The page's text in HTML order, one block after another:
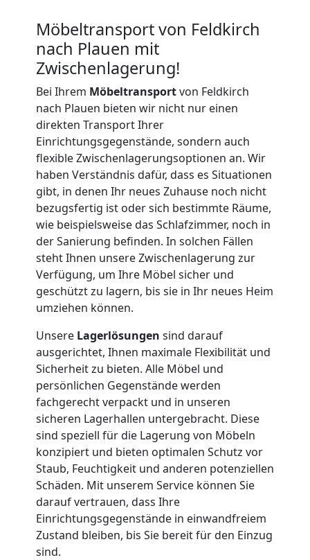
Möbeltransport von Feldkirch
nach Plauen mit
Zwischenlagerung!
Bei Ihrem Möbeltransportvon Feldkirch
nach Plauen bieten wir nicht nur einen
direkten Transport Ihrer
Einrichtungsgegenstände, sondern auch
flexible Zwischenlagerungsoptionen an. Wir
haben Verständnis dafür, dass es Situationen
gibt, in denen Ihr neues Zuhause noch nicht
bezugsfertig ist oder sich bestimmte Räume,
wie beispielsweise das Schlafzimmer, noch in
der Sanierung befinden. In solchen Fällen
steht Ihnen unsere Zwischenlagerung zur
Verfügung, um Ihre Möbel sicher und
geschützt zu lagern, bis sie in Ihr neues Heim
umziehen können.
Unsere Lagerlösungen sind darauf
ausgerichtet, Ihnen maximale Flexibilität und
Sicherheit zu bieten. Alle Möbel und
persönlichen Gegenstände werden
fachgerecht verpackt und in unseren
sicheren Lagerhallen untergebracht. Diese
sind speziell für die Lagerung von Möbeln
konzipiert und bieten optimalen Schutz vor
Staub, Feuchtigkeit und anderen potenziellen
Schäden. Mit unserem Service können Sie
darauf vertrauen, dass Ihre
Einrichtungsgegenstände in einwandfreiem
Zustand bleiben, bis Sie bereit für den Einzug
sind.
Möbeltransport
International
Beiladung
National
Beiladung
International
Internationaler
Umzug
Nationaler
Umzug